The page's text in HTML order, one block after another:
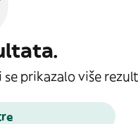
prikazalo više